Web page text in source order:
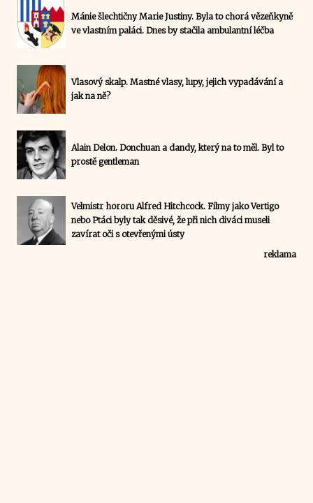
Mánie šlechtičny Marie Justiny. Byla to chorá vězeňkyně
ve vlastním paláci. Dnes by stačila ambulantní léčba
Vlasový skalp. Mastné vlasy, lupy, jejich vypadávání a
jak na ně?
Alain Delon. Donchuan a dandy, který na to měl. Byl to
prostě gentleman
Velmistr hororu Alfred Hitchcock. Filmy jako Vertigo
nebo Ptáci byly tak děsivé, že při nich diváci museli
zavírat oči s otevřenými ústy
reklama